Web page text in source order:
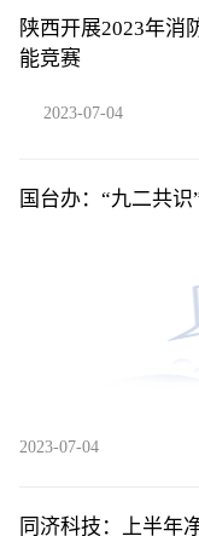
陕西开展2023年消
能竞赛
2023-07-04
国台办：“九二共
2023-07-04
同济科技：上半年